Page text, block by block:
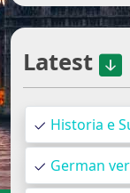
Latest
Historia e
German